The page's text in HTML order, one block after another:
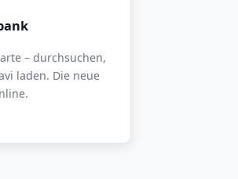
– durchsuchen,
laden. Die neue